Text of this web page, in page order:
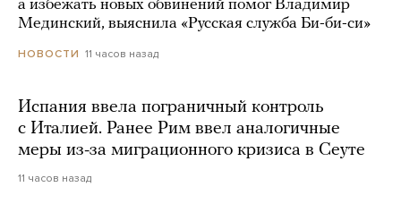
а избежать новых обвинений помог Владимир
Мединский, выяснила «Русская служба Би-би-си»
НОВОСТИ 11 часов назад
Испания ввела пограничный контроль
с Италией. Ранее Рим ввел аналогичные
меры из-за миграционного кризиса в Сеуте
11 часов назад